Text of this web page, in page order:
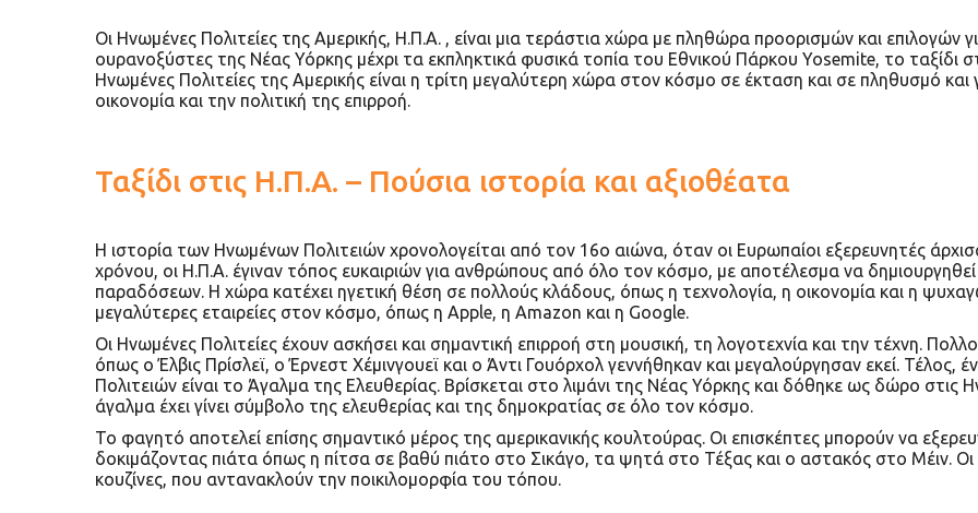
Οι Ηνωμένες Πολιτείες της Αμερικής, Η.Π.Α. , είναι μια τεράστια χώρα με πληθώρα προορισμών και
ουρανοξύστες της Νέας Υόρκης μέχρι τα εκπληκτικά φυσικά τοπία του Εθνικού Πάρκου Yosemite, το ταξίδι
Ηνωμένες Πολιτείες της Αμερικής είναι η τρίτη μεγαλύτερη χώρα στον κόσμο σε έκταση και σε πληθυσμό
οικονομία και την πολιτική της επιρροή.
Ταξίδι στις Η.Π.Α. – Πούσια ιστορία και αξιοθέατα
Η ιστορία των Ηνωμένων Πολιτειών χρονολογείται από τον 16ο αιώνα, όταν οι Ευρωπαίοι εξερευνητές
χρόνου, οι Η.Π.Α. έγιναν τόπος ευκαιριών για ανθρώπους από όλο τον κόσμο, με αποτέλεσμα να δημιουργηθεί
παραδόσεων. Η χώρα κατέχει ηγετική θέση σε πολλούς κλάδους, όπως η τεχνολογία, η οικονομία και η
μεγαλύτερες εταιρείες στον κόσμο, όπως η Apple, η Amazon και η Google.
Οι Ηνωμένες Πολιτείες έχουν ασκήσει και σημαντική επιρροή στη μουσική, τη λογοτεχνία και την τέχνη.
όπως ο Έλβις Πρίσλεϊ, ο Έρνεστ Χέμινγουεϊ και ο Άντι Γουόρχολ γεννήθηκαν και μεγαλούργησαν εκεί.
Πολιτειών είναι το Άγαλμα της Ελευθερίας. Βρίσκεται στο λιμάνι της Νέας Υόρκης και δόθηκε ως δώρο στις
άγαλμα έχει γίνει σύμβολο της ελευθερίας και της δημοκρατίας σε όλο τον κόσμο.
Το φαγητό αποτελεί επίσης σημαντικό μέρος της αμερικανικής κουλτούρας. Οι επισκέπτες μπορούν να
δοκιμάζοντας πιάτα όπως η πίτσα σε βαθύ πιάτο στο Σικάγο, τα ψητά στο Τέξας και ο αστακός στο Μέιν. Οι
κουζίνες, που αντανακλούν την ποικιλομορφία του τόπου.